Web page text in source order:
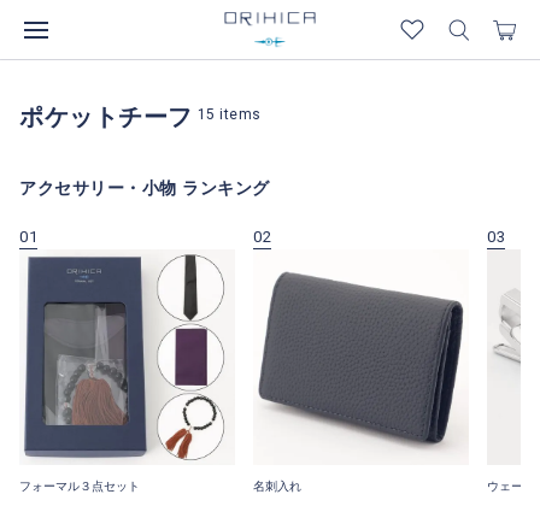
ポケットチーフ 15 items
アクセサリー・小物 ランキング
01
フォーマル３点セット
02
名刺入れ
03
ウェーブ